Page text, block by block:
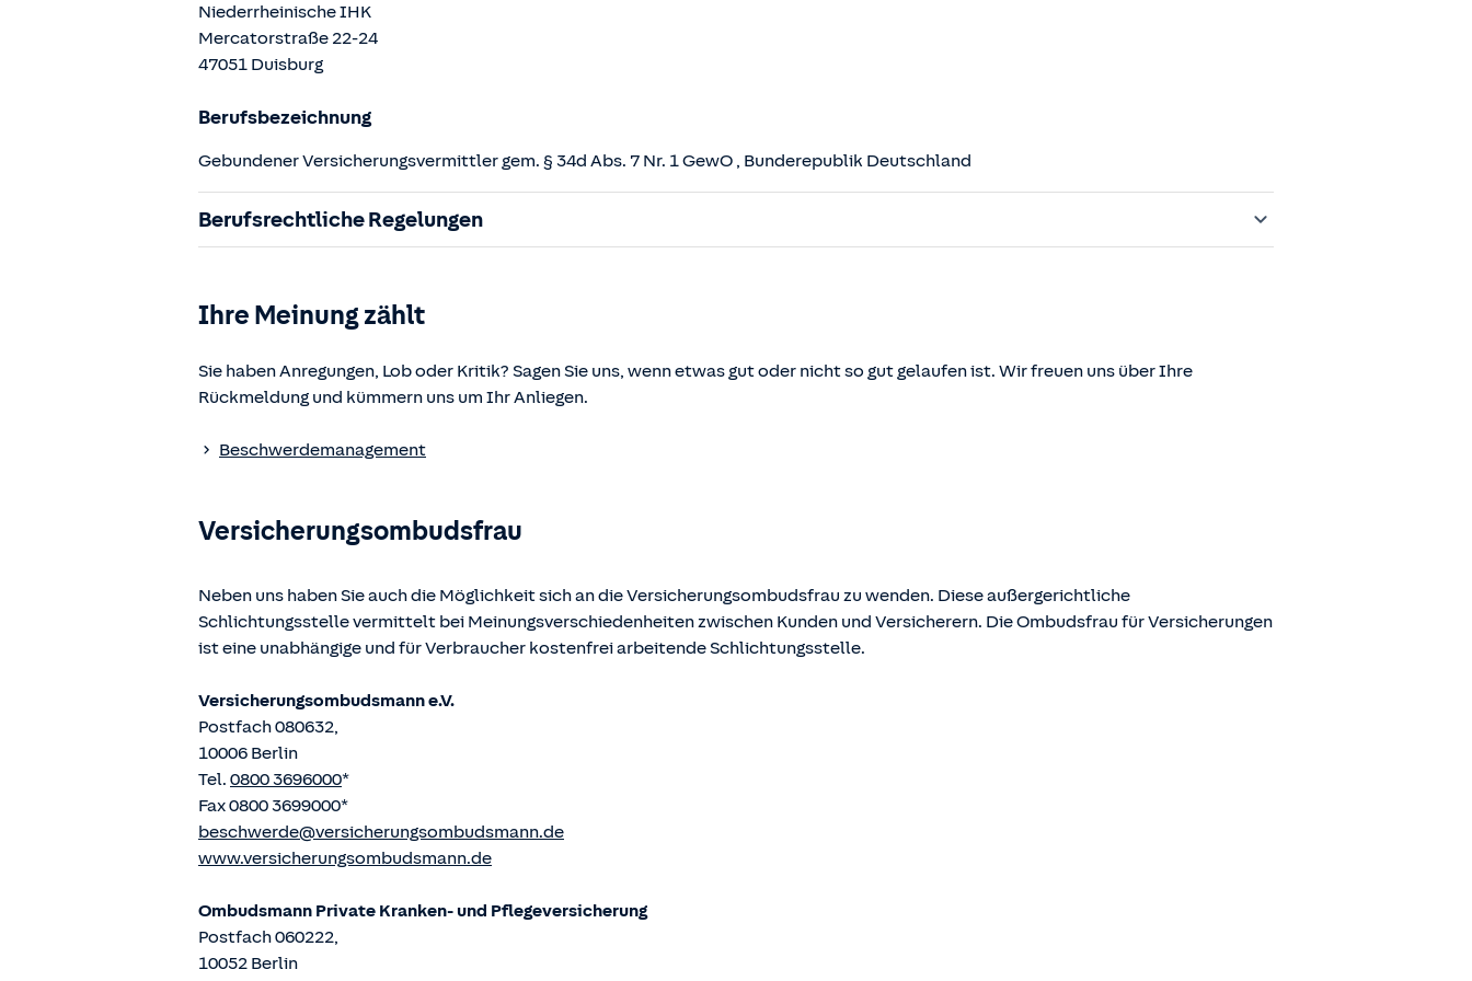
Niederrheinische IHK
Mercatorstraße 22-24
47051 Duisburg
Berufsbezeichnung
Gebundener Versicherungsvermittler gem. § 34d Abs. 7 Nr. 1 GewO , Bunderepublik Deutschland
Berufsrechtliche Regelungen
§§ 59 – 68 Gesetz über den Versicherungsvertrag (VVG)
§ 48b Versicherungsaufsichtsgesetz (VAG)
Verordnung über die Versicherungsvermittlung und -beratung (VersVermV)
www.gesetze-im-internet.de
Ihre Meinung zählt
Sie haben Anregungen, Lob oder Kritik? Sagen Sie uns, wenn etwas gut oder nicht so gut gelaufen ist. Wir freuen uns über Ihre
Rückmeldung und kümmern uns um Ihr Anliegen.
Beschwerdemanagement
Versicherungsombudsfrau
Neben uns haben Sie auch die Möglichkeit sich an die Versicherungsombudsfrau zu wenden. Diese außergerichtliche
Schlichtungsstelle vermittelt bei Meinungsverschiedenheiten zwischen Kunden und Versicherern. Die Ombudsfrau für Versicherungen
ist eine unabhängige und für Verbraucher kostenfrei arbeitende Schlichtungsstelle.
Versicherungsombudsmann e.V.
Postfach 080632,
10006 Berlin
Tel. 0800 3696000*
Fax 0800 3699000*
beschwerde@versicherungsombudsmann.de
www.versicherungsombudsmann.de
Ombudsmann Private Kranken- und Pflege­versicherung
Postfach 060222,
10052 Berlin